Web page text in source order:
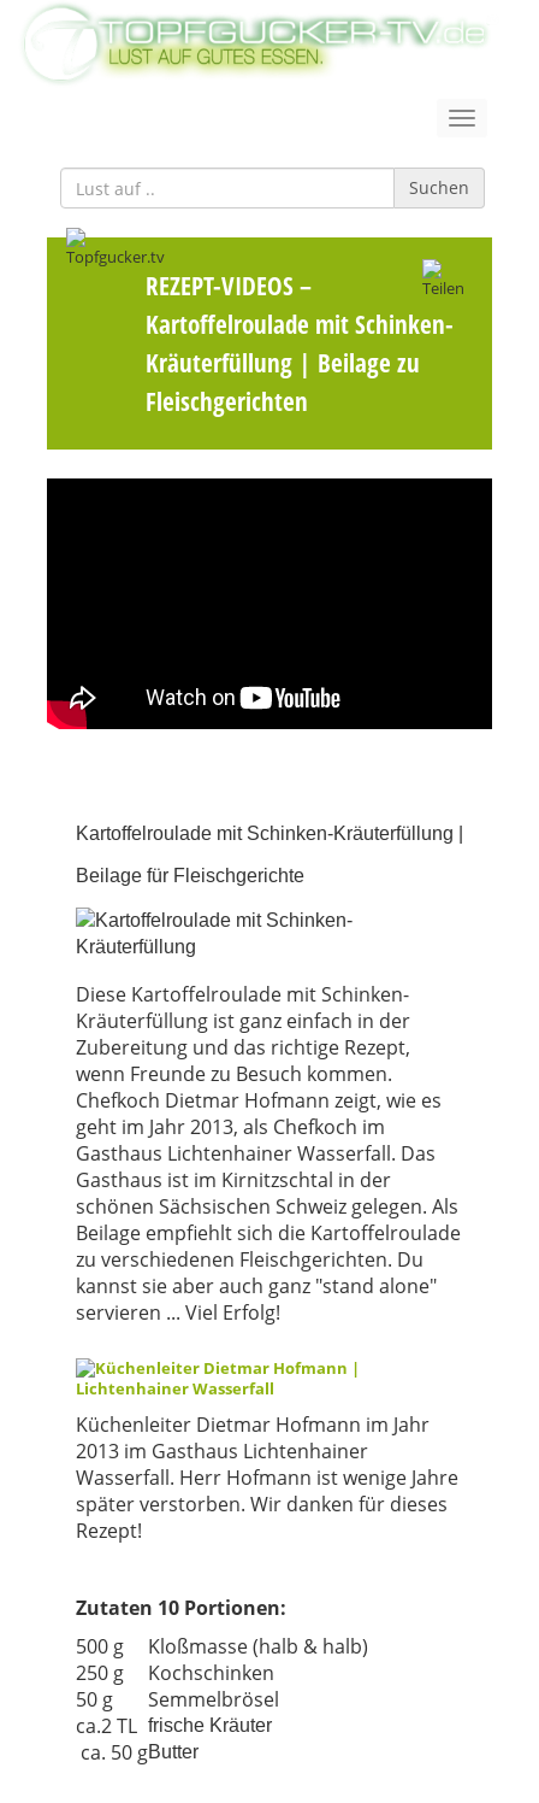
Suchen
REZEPT-VIDEOS–
Kartoffelroulade mit Schinken-
Kräuterfüllung | Beilage zu
Fleischgerichten
Kartoffelroulade mit Schinken-Kräuterfüllung |
Beilage für Fleischgerichte
Diese Kartoffelroulade mit Schinken-
Kräuterfüllung ist ganz einfach in der
Zubereitung und das richtige Rezept,
wenn Freunde zu Besuch kommen.
Chefkoch Dietmar Hofmann zeigt, wie es
geht im Jahr 2013, als Chefkoch im
Gasthaus Lichtenhainer Wasserfall. Das
Gasthaus ist im Kirnitzschtal in der
schönen Sächsischen Schweiz gelegen. Als
Beilage empfiehlt sich die Kartoffelroulade
zu verschiedenen Fleischgerichten. Du
kannst sie aber auch ganz "stand alone"
servieren ... Viel Erfolg!
Küchenleiter Dietmar Hofmann im Jahr
2013 im Gasthaus Lichtenhainer
Wasserfall. Herr Hofmann ist wenige Jahre
später verstorben. Wir danken für dieses
Rezept!
Zutaten 10 Portionen:
500 g
Kloßmasse (halb & halb)
250 g
Kochschinken
50 g
Semmelbrösel
ca.2 TL frische Kräuter
ca. 50 gButter